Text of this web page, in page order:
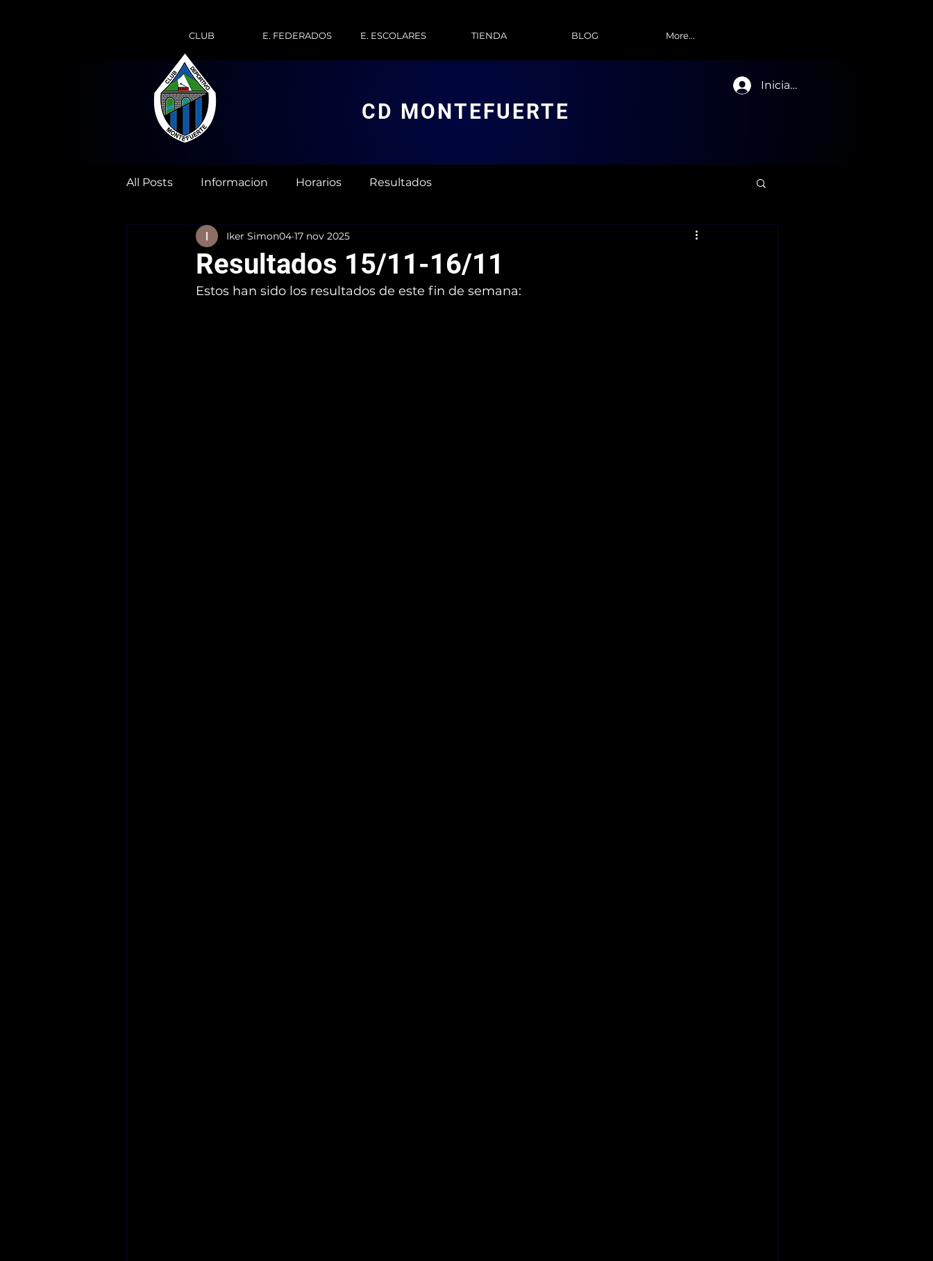
CLUB E. FEDERADOS E. ESCOLARES TIENDA BLOG More...
CD MONTEFUERTE
Iniciar sesión
All Posts Informacion Horarios Resultados
Resultados 15/11-16/11
Iker Simon04 17 nov 2025
Estos han sido los resultados de este fin de semana: